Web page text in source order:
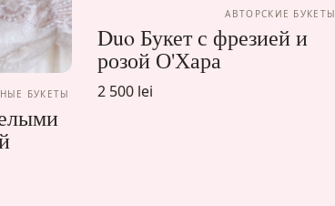
БУКЕТЫ
АВТОРСКИЕ
Duo Букет с фрезией и
розой О'Хара
2 500 lei